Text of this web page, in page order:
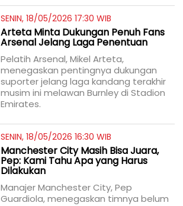
SENIN, 18/05/2026 17:30 WIB
Arteta Minta Dukungan Penuh Fans
Arsenal Jelang Laga Penentuan
Pelatih Arsenal, Mikel Arteta,
menegaskan pentingnya dukungan
suporter jelang laga kandang terakhir
musim ini melawan Burnley di Stadion
Emirates.
SENIN, 18/05/2026 16:30 WIB
Manchester City Masih Bisa Juara,
Pep: Kami Tahu Apa yang Harus
Dilakukan
Manajer Manchester City, Pep
Guardiola, menegaskan timnya belum